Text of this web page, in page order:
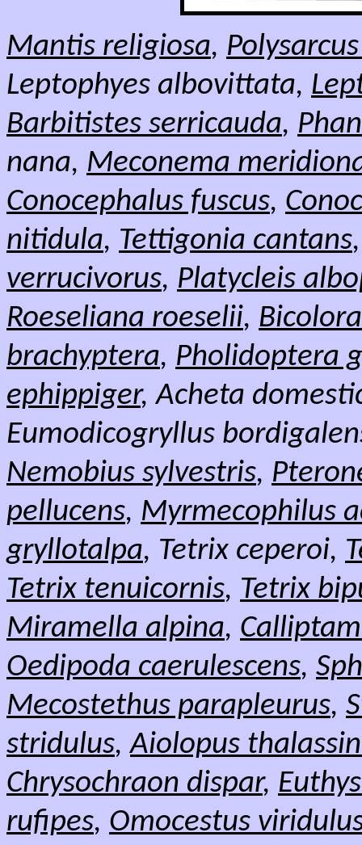
Mantis religiosa,
Leptophyes albovittata,
Barbitistes serricauda,
nana, Meconema
Conocephalus fuscus,
nitidula, Tettigonia cantans
verrucivorus, Platycleis
Roeseliana roeselii,
brachyptera, Pholidoptera
ephippiger, Acheta
Eumodicogryllus
Nemobius sylvestris,
pellucens, Myrmecophilus
gryllotalpa, Tetrix ceperoi,
Tetrix tenuicornis, Tetrix
Miramella alpina,
Oedipoda caerulescens,
Mecostethus parapleurus,
stridulus,Aiolopus
Chrysochraon dispar,
rufipes, Omocestus